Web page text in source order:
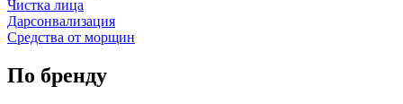
Чистка лица
Дарсонвализация
Средства от морщин
По бренду